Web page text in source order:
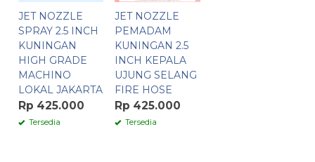
JET NOZZLE
SPRAY 2.5 INCH
KUNINGAN
HIGH GRADE
MACHINO
LOKAL JAKARTA
Rp 425.000
Tersedia
JET NOZZLE
PEMADAM
KUNINGAN 2.5
INCH KEPALA
UJUNG SELANG
FIRE HOSE
Rp 425.000
Tersedia